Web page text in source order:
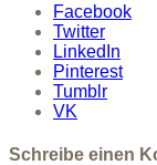
Facebook
Twitter
LinkedIn
Pinterest
Tumblr
VK
Schreibe einen